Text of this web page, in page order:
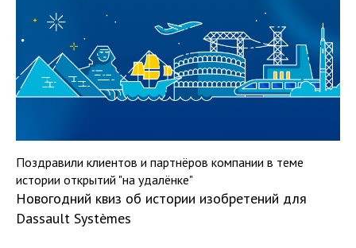
Поздравили клиентов и партнёров компании в теме
истории открытий "на удалёнке"
Новогодний квиз об истории изобретений для
Dassault Systèmes